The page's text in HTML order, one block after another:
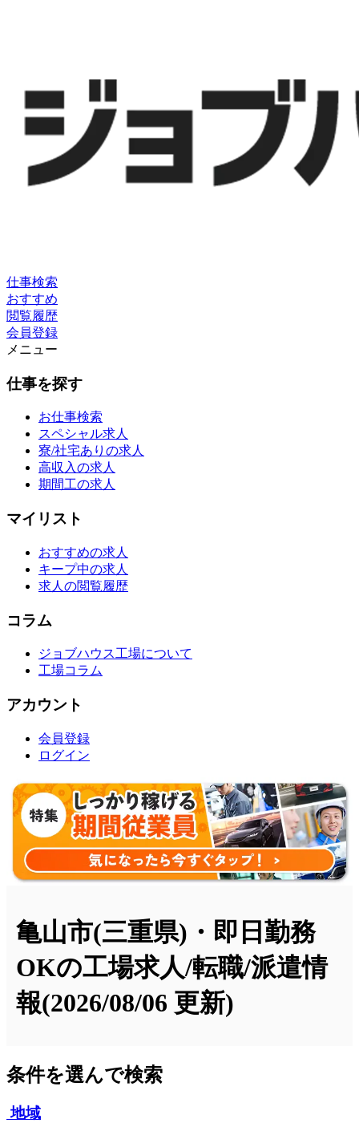
仕事検索
おすすめ
閲覧履歴
会員登録
メニュー
仕事を探す
お仕事検索
スペシャル求人
寮/社宅ありの求人
高収入の求人
期間工の求人
マイリスト
おすすめの求人
キープ中の求人
求人の閲覧履歴
コラム
ジョブハウス工場について
工場コラム
アカウント
会員登録
ログイン
亀山市(三重県)・即日勤務
OKの工場求人/転職/派遣情
報(2026/08/06 更新)
条件を選んで検索
地域